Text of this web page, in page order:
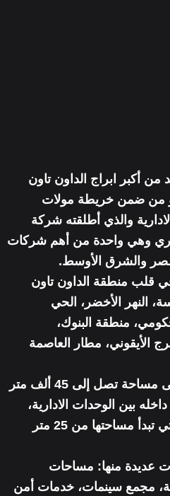
من أكبر
ابراج الداون تاون
من ضمن خريطة مولات
والذي أطلقته شركة
وهي واحدة من أهم شركات
مصر والشرق الأوسط.
قلب منطقة الداون تاون
، النهر الأخضر، الحي
منطقة البنوك،
الأيقوني، مطار العاصمة
تم إنشاء المشروع على مساحة تصل إلى 45 ألف متر
بين الوحدات الادارية،
والتي تبدأ مساحتها من 25 متر
عديدة منها: مساحات
مجمع سينمات، خدمات أمن